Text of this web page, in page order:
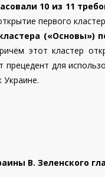
10 из 11
первого
(«Основы»)
этот кластер
для
Украине.
В. Зеленского